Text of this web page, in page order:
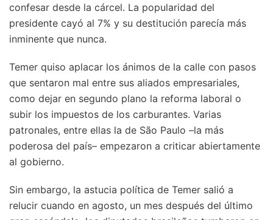
confesar desde la cárcel. La popularidad del
presidente cayó al 7% y su destitución parecía más
inminente que nunca.
Temer quiso aplacar los ánimos de la calle con pasos
que sentaron mal entre sus aliados empresariales,
como dejar en segundo plano la reforma laboral o
subir los impuestos de los carburantes. Varias
patronales, entre ellas la de São Paulo –la más
poderosa del país– empezaron a criticar abiertamente
al gobierno.
Sin embargo, la astucia política de Temer salió a
relucir cuando en agosto, un mes después del último